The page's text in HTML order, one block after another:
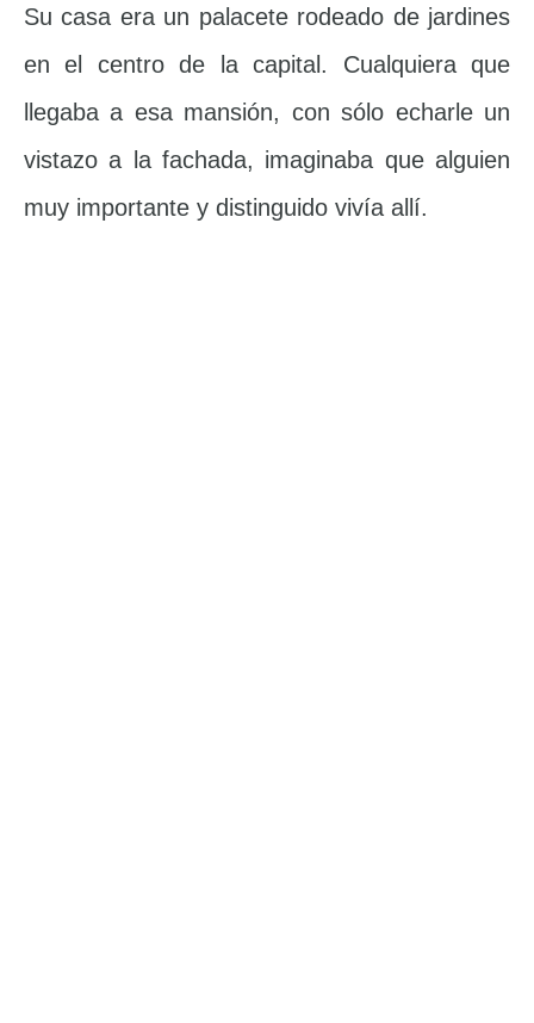
Su casa era un palacete rodeado de jardines
en el centro de la capital. Cualquiera que
llegaba a esa mansión, con sólo echarle un
vistazo a la fachada, imaginaba que alguien
muy importante y distinguido vivía allí.